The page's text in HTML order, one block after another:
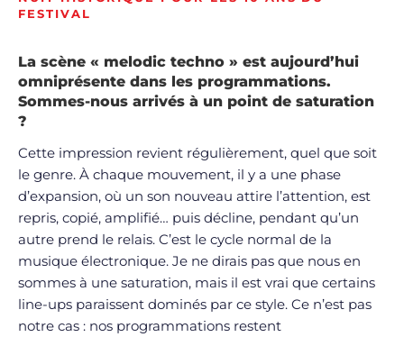
FESTIVAL
La scène « melodic techno » est aujourd’hui
omniprésente dans les programmations.
Sommes-nous arrivés à un point de saturation
?
Cette impression revient régulièrement, quel que soit
le genre. À chaque mouvement, il y a une phase
d’expansion, où un son nouveau attire l’attention, est
repris, copié, amplifié… puis décline, pendant qu’un
autre prend le relais. C’est le cycle normal de la
musique électronique. Je ne dirais pas que nous en
sommes à une saturation, mais il est vrai que certains
line-ups paraissent dominés par ce style. Ce n’est pas
notre cas : nos programmations restent